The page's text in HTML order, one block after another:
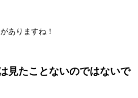
ありますね！
見たことないのではないで